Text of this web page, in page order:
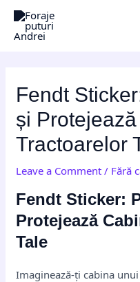
Skip
content
Fendt
și
Tractoarelor
Leave a Comment / Fără
Fendt Sticker:
Protejează
Tale
Imaginează-ți cabina
Post
navigation